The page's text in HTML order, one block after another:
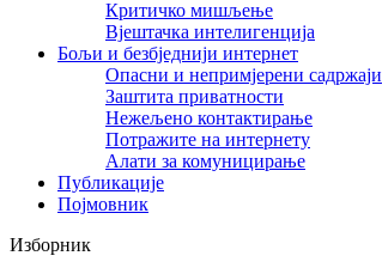
Критичко мишљење
Вјештачка интелигенција
Бољи и безбједнији интернет
Опасни и непримјерени садржаји
Заштита приватности
Нежељено контактирање
Потражите на интернету
Алати за комуницирање
Публикације
Појмовник
Изборник